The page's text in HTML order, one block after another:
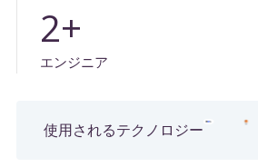
エンジニア
2+
使用されるテクノロジー